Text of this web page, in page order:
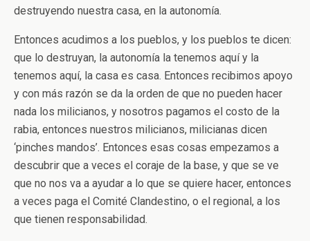
destruyendo nuestra casa, en la autonomía.
Entonces acudimos a los pueblos, y los pueblos te dicen:
que lo destruyan, la autonomía la tenemos aquí y la
tenemos aquí, la casa es casa. Entonces recibimos apoyo
y con más razón se da la orden de que no pueden hacer
nada los milicianos, y nosotros pagamos el costo de la
rabia, entonces nuestros milicianos, milicianas dicen
‘pinches mandos’. Entonces esas cosas empezamos a
descubrir que a veces el coraje de la base, y que se ve
que no nos va a ayudar a lo que se quiere hacer, entonces
a veces paga el Comité Clandestino, o el regional, a los
que tienen responsabilidad.